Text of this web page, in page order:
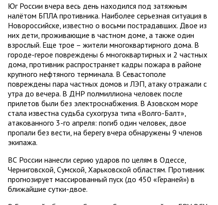
Юг России вчера весь день находился под затяжным
налётом БПЛА противника. Наиболее серьезная ситуация в
Новороссийске, известно о восьми пострадавших. Двое из
них дети, проживающие в частном доме, а также один
взрослый. Еще трое – жители многоквартирного дома. В
городе-герое повреждены 6 многоквартирных и 2 частных
дома, противник распространяет кадры пожара в районе
крупного нефтяного терминала. В Севастополе
повреждены пара частных домов и ЛЭП, атаку отражали с
утра до вечера. В ДНР полмиллиона человек после
прилетов были без электроснабжения. В Азовском море
стала известна судьба сухогруза типа «Волго-Балт»,
атакованного 3-го апреля: погиб один человек, двое
пропали без вести, на берегу вчера обнаружены 9 членов
экипажа.
ВС России нанесли серию ударов по целям в Одессе,
Черниговской, Сумской, Харьковской областям. Противник
прогнозирует массированный пуск (до 450 «Гераней») в
ближайшие сутки-двое.